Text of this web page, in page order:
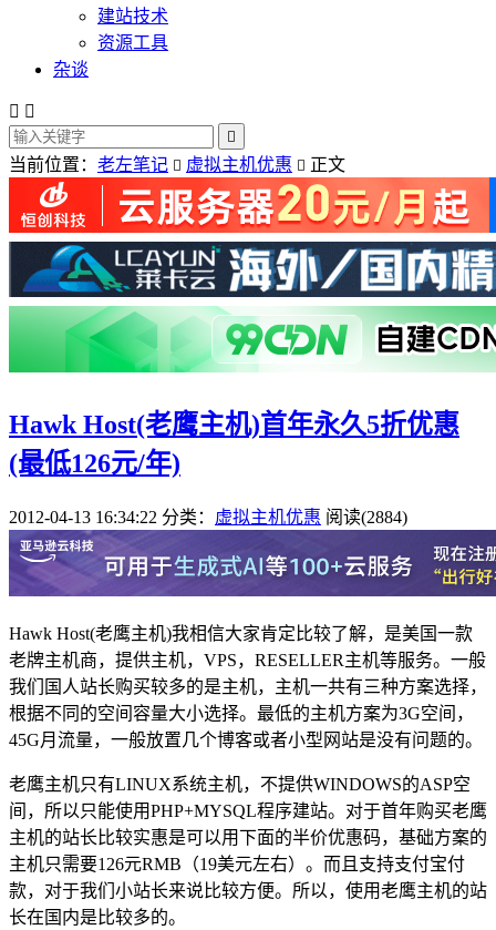
建站技术
资源工具
杂谈
 

当前位置： 老左笔记  虚拟主机优惠  正文
Hawk Host(老鹰主机)首年永久5折优惠
(最低126元/年)
2012-04-13 16:34:22 分类： 虚拟主机优惠 阅读(2884)
Hawk Host(老鹰主机)我相信大家肯定比较了解，是美国一款
老牌主机商，提供主机，VPS，RESELLER主机等服务。一般
我们国人站长购买较多的是主机，主机一共有三种方案选择，
根据不同的空间容量大小选择。最低的主机方案为3G空间，
45G月流量，一般放置几个博客或者小型网站是没有问题的。
老鹰主机只有LINUX系统主机，不提供WINDOWS的ASP空
间，所以只能使用PHP+MYSQL程序建站。对于首年购买老鹰
主机的站长比较实惠是可以用下面的半价优惠码，基础方案的
主机只需要126元RMB（19美元左右）。而且支持支付宝付
款，对于我们小站长来说比较方便。所以，使用老鹰主机的站
长在国内是比较多的。